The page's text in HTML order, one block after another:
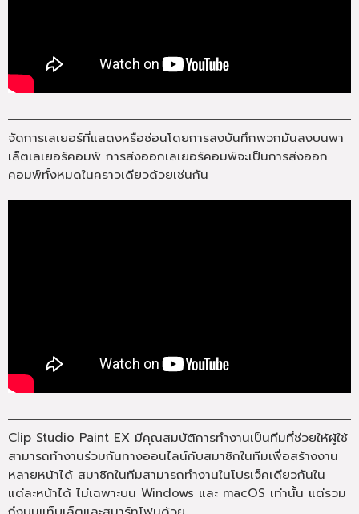
จัดการเลเยอร์ที่แสดงหรือซ่อนโดยการลงบันทึกพวกมันลงบนพา
เล็ตเลเยอร์คอมพ์ การส่งออกเลเยอร์คอมพ์จะเป็นการส่งออก
คอมพ์ทั้งหมดในคราวเดียวด้วยเช่นกัน
Clip Studio Paint EX มีคุณสมบัติการทำงานเป็นทีมที่ช่วยให้ผู้ใช้
สามารถทำงานร่วมกันทางออนไลน์กับสมาชิกในทีมเพื่อสร้างงาน
หลายหน้าได้ สมาชิกในทีมสามารถทำงานในโปรเจ็คเดียวกันใน
แต่ละหน้าได้ ไม่เฉพาะบน Windows และ macOS เท่านั้น แต่รวม